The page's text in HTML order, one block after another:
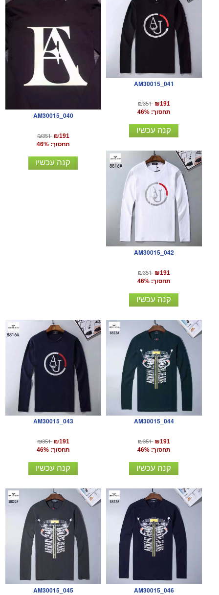
AM30015_040
₪351 ₪191
תחסוך: 46%
קנה עכשיו
AM30015_041
₪351 ₪191
תחסוך: 46%
קנה עכשיו
AM30015_042
₪351 ₪191
תחסוך: 46%
קנה עכשיו
AM30015_043
₪351 ₪191
תחסוך: 46%
קנה עכשיו
AM30015_044
₪351 ₪191
תחסוך: 46%
קנה עכשיו
AM30015_045 AM30015_046